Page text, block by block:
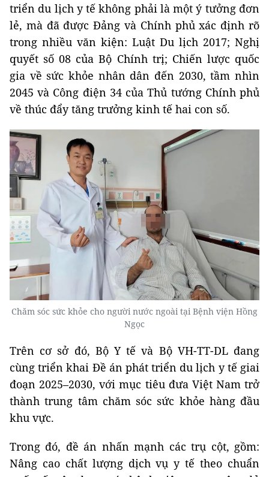
triển du lịch y tế không phải là một ý tưởng đơn
lẻ, mà đã được Đảng và Chính phủ xác định rõ
trong nhiều văn kiện: Luật Du lịch 2017; Nghị
quyết số 08 của Bộ Chính trị; Chiến lược quốc
gia về sức khỏe nhân dân đến 2030, tầm nhìn
2045 và Công điện 34 của Thủ tướng Chính phủ
về thúc đẩy tăng trưởng kinh tế hai con số.
Chăm sóc sức khỏe cho người nước ngoài tại Bệnh viện Hồng
Ngọc
Trên cơ sở đó, Bộ Y tế và Bộ VH-TT-DL đang
cùng triển khai Đề án phát triển du lịch y tế giai
đoạn 2025–2030, với mục tiêu đưa Việt Nam trở
thành trung tâm chăm sóc sức khỏe hàng đầu
khu vực.
Trong đó, đề án nhấn mạnh các trụ cột, gồm:
Nâng cao chất lượng dịch vụ y tế theo chuẩn